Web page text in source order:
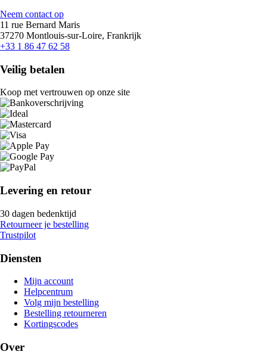
Neem contact op
11 rue Bernard Maris
37270 Montlouis-sur-Loire, Frankrijk
+33 1 86 47 62 58
Veilig betalen
Koop met vertrouwen op onze site
Levering en retour
30 dagen bedenktijd
Retourneer je bestelling
Trustpilot
Diensten
Mijn account
Helpcentrum
Volg mijn bestelling
Bestelling retourneren
Kortingscodes
Over